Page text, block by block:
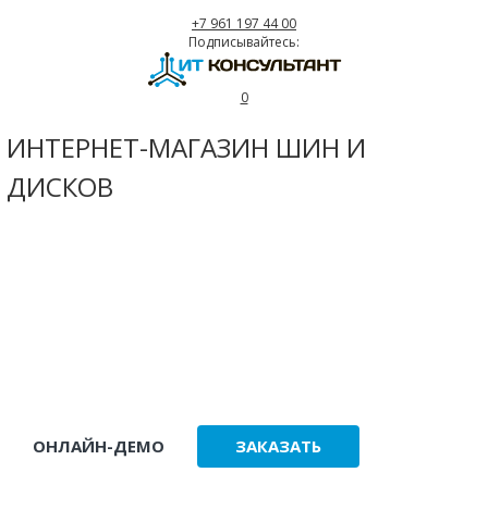
+7 961 197 44 00
Подписывайтесь:
0
ИНТЕРНЕТ-МАГАЗИН ШИН И
ДИСКОВ
ОНЛАЙН-ДЕМО ЗАКАЗАТЬ